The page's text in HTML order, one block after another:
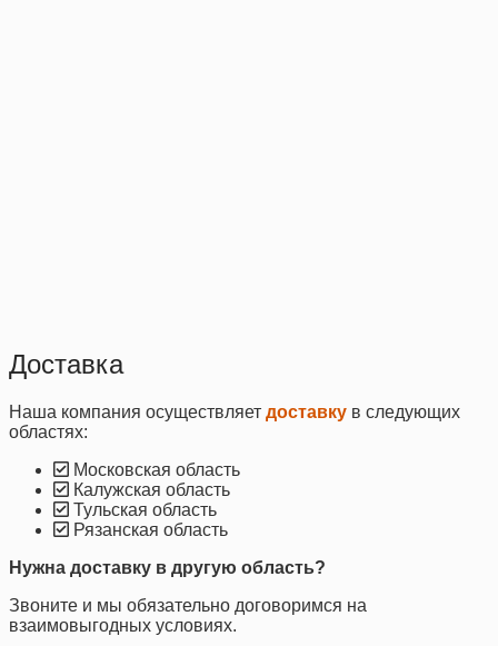
Доставка
Наша компания осуществляет доставку в следующих
областях:
Московская область
Калужская область
Тульская область
Рязанская область
Нужна доставку в другую область?
Звоните и мы обязательно договоримся на
взаимовыгодных условиях.